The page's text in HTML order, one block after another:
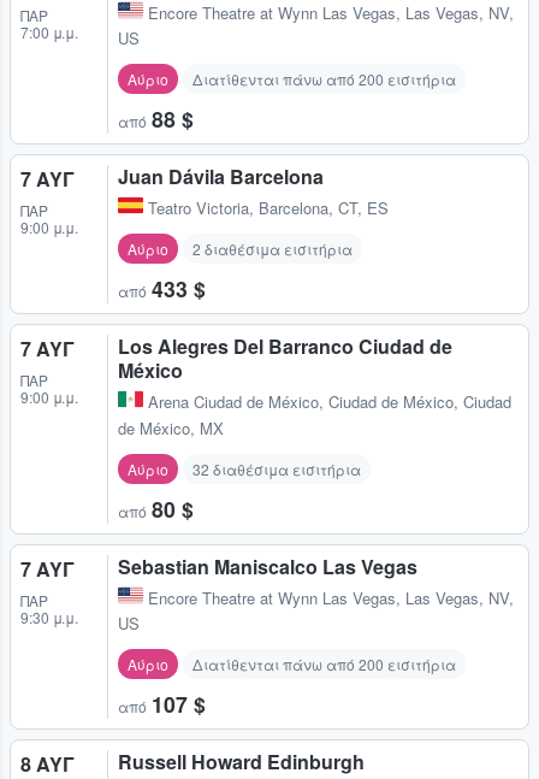
ΠΑΡ
7:00 μ.μ.
Encore Theatre at Wynn Las Vegas, Las Vegas, NV,
US
Αύριο Διατίθενται πάνω από 200 εισιτήρια
από 88 $
7 ΑΥΓ
ΠΑΡ
9:00 μ.μ.
Juan Dávila Barcelona
Teatro Victoria, Barcelona, CT, ES
Αύριο 2 διαθέσιμα εισιτήρια
από 433 $
7 ΑΥΓ
ΠΑΡ
9:00 μ.μ.
Los Alegres Del Barranco Ciudad de
México
Arena Ciudad de México, Ciudad de México, Ciudad
de México, MX
Αύριο 32 διαθέσιμα εισιτήρια
από 80 $
7 ΑΥΓ
ΠΑΡ
9:30 μ.μ.
Sebastian Maniscalco Las Vegas
Encore Theatre at Wynn Las Vegas, Las Vegas, NV,
US
Αύριο Διατίθενται πάνω από 200 εισιτήρια
από 107 $
8 ΑΥΓ Russell Howard Edinburgh